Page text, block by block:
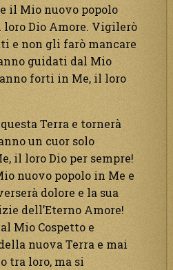
il Mio nuovo popolo
Dio Amore. Vigilerò
e non gli farò mancare
guidati dal Mio
forti in Me, il loro
Terra e tornerà
un cuor solo
il loro Dio per sempre!
nuovo popolo in Me e
dolore e la sua
dell’Eterno Amore!
Mio Cospetto e
nuova Terra e mai
tra loro, ma si